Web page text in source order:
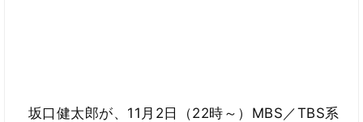
坂口健太郎が、11月2日（22時～）MBS／TBS系